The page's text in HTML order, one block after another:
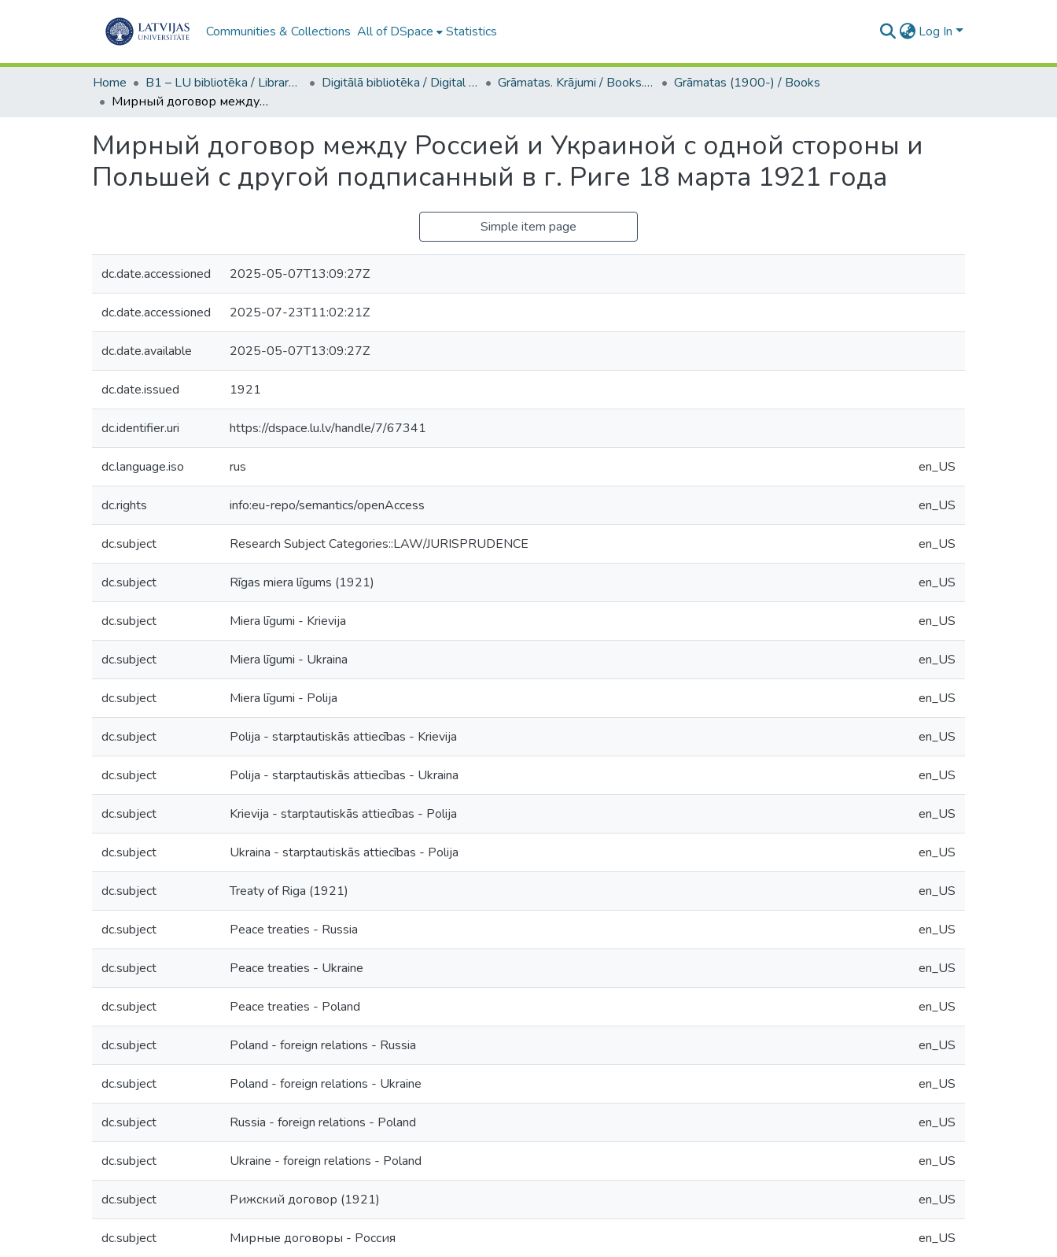
Communities & Collections All of DSpace Statistics Log In
Home B1 – LU bibliotēka / Library of the UL Digitālā bibliotēka / Digital library Grāmatas. Krājumi / Books. Collection of articles
Grāmatas (1900-) / Books
Мирный договор между Россией и Украиной с одной стороны и Польшей с другой подписанный в г. Риге 18 марта 1921 года
Мирный договор между Россией и Украиной с одной стороны и
Польшей с другой подписанный в г. Риге 18 марта 1921 года
Simple item page
dc.date.accessioned 2025-05-07T13:09:27Z
dc.date.accessioned 2025-07-23T11:02:21Z
dc.date.available 2025-05-07T13:09:27Z
dc.date.issued 1921
dc.identifier.uri https://dspace.lu.lv/handle/7/67341
dc.language.iso rus en_US
dc.rights info:eu-repo/semantics/openAccess en_US
dc.subject Research Subject Categories::LAW/JURISPRUDENCE en_US
dc.subject Rīgas miera līgums (1921) en_US
dc.subject Miera līgumi - Krievija en_US
dc.subject Miera līgumi - Ukraina en_US
dc.subject Miera līgumi - Polija en_US
dc.subject Polija - starptautiskās attiecības - Krievija en_US
dc.subject Polija - starptautiskās attiecības - Ukraina en_US
dc.subject Krievija - starptautiskās attiecības - Polija en_US
dc.subject Ukraina - starptautiskās attiecības - Polija en_US
dc.subject Treaty of Riga (1921) en_US
dc.subject Peace treaties - Russia en_US
dc.subject Peace treaties - Ukraine en_US
dc.subject Peace treaties - Poland en_US
dc.subject Poland - foreign relations - Russia en_US
dc.subject Poland - foreign relations - Ukraine en_US
dc.subject Russia - foreign relations - Poland en_US
dc.subject Ukraine - foreign relations - Poland en_US
dc.subject Рижский договор (1921) en_US
dc.subject Мирные договоры - Россия en_US